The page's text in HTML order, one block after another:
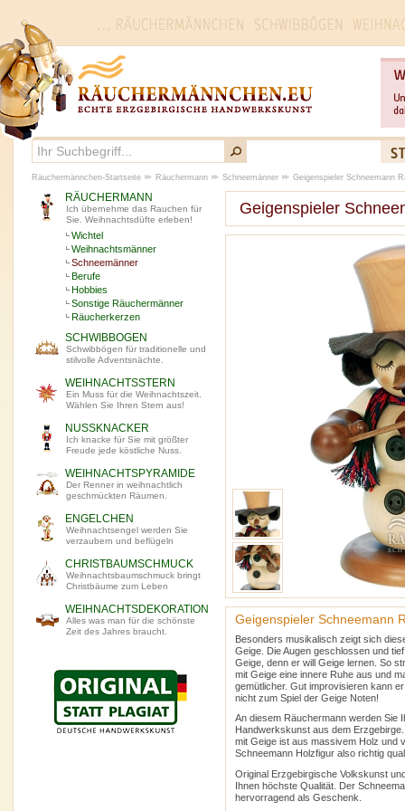
Geigenspieler
Geigenspieler Schneemann
Besonders musikalisch zeigt sich
Geige. Die Augen geschlossen und
Geige, denn er will Geige lernen. So
mit Geige eine innere Ruhe aus und
gemütlicher. Gut improvisieren kann
nicht zum Spiel der Geige Noten!
An diesem Räuchermann werden Sie
Handwerkskunst aus dem
mit Geige ist aus massivem Holz und
Schneemann Holzfigur also richtig
Original Erzgebirgische Volkskunst
Ihnen höchste Qualität. Der
hervorragend als Geschenk.
RÄUCHERMANN
Ich übernehme das Rauchen für
Sie. Weihnachtsdüfte erleben!
Wichtel
Weihnachtsmänner
Schneemänner
Berufe
Hobbies
Sonstige Räuchermänner
Räucherkerzen
SCHWIBBOGEN
Schwibbögen für traditionelle und
stilvolle Adventsnächte.
WEIHNACHTSSTERN
Ein Muss für die Weihnachtszeit.
Wählen Sie Ihren Stern aus!
NUSSKNACKER
Ich knacke für Sie mit größter
Freude jede köstliche Nuss.
WEIHNACHTSPYRAMIDE
Der Renner in weihnachtlich
geschmückten Räumen.
ENGELCHEN
Weihnachtsengel werden Sie
verzaubern und beflügeln
CHRISTBAUMSCHMUCK
Weihnachtsbaumschmuck bringt
Christbäume zum Leben
WEIHNACHTSDEKORATION
Alles was man für die schönste
Zeit des Jahres braucht.
Räuchermännchen-Startseite Räuchermann Schneemänner Geigenspieler Schneemann